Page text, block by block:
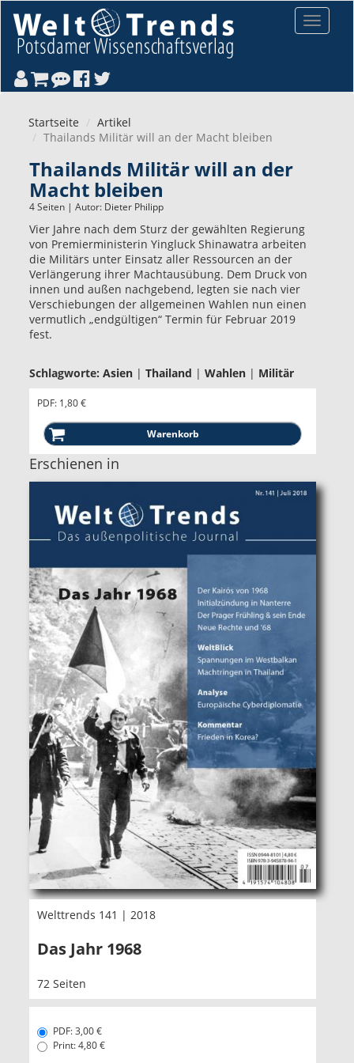
Toggle
Startseite
Artikel
Thailands Militär will an der Macht bleiben
Thailands Militär will an der
Macht bleiben
4 Seiten | Autor: Dieter Philipp
Vier Jahre nach dem Sturz der gewählten Regierung
von Premierministerin Yingluck Shinawatra arbeiten
die Militärs unter Einsatz aller Ressourcen an der
Verlängerung ihrer Machtausübung. Dem Druck von
innen und außen nachgebend, legten sie nach vier
Verschiebungen der allgemeinen Wahlen nun einen
vermutlich „endgültigen“ Termin für Februar 2019
fest.
Schlagworte: Asien | Thailand | Wahlen | Militär
PDF: 1,80 €
Erschienen in
Welttrends 141 | 2018
Das Jahr 1968
72 Seiten
PDF: 3,00 €
Print: 4,80 €